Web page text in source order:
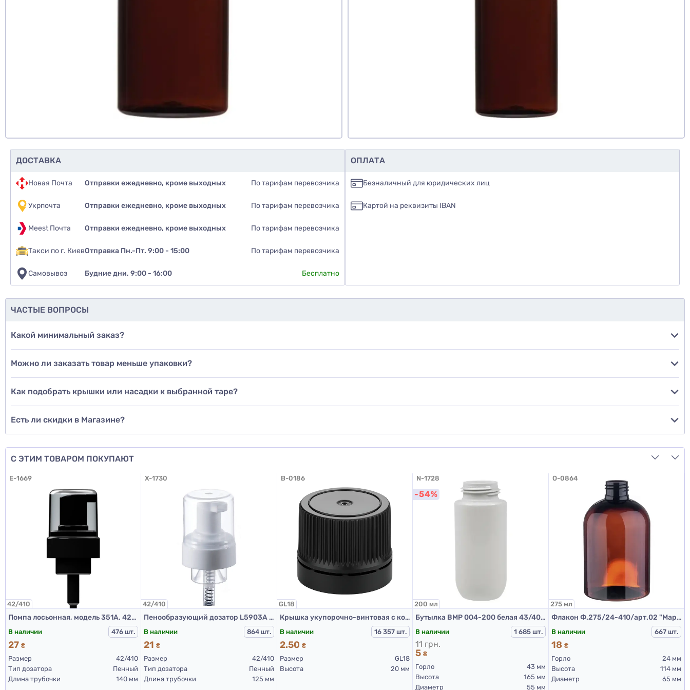
ДОСТАВКА
Новая Почта Отправки ежедневно, кроме выходных По тарифам перевозчика
Укрпочта Отправки ежедневно, кроме выходных По тарифам перевозчика
Meest Почта Отправки ежедневно, кроме выходных По тарифам перевозчика
Такси по г. КиевОтправка Пн.-Пт. 9:00 - 15:00 По тарифам перевозчика
Самовывоз Будние дни, 9:00 - 16:00 Бесплатно
ОПЛАТА
Безналичный для юридических лиц
Картой на реквизиты IBAN
ЧАСТЫЕ ВОПРОСЫ
Какой минимальный заказ?
Можно ли заказать товар меньше упаковки?
Как подобрать крышки или насадки к выбранной таре?
Есть ли скидки в Магазине?
С ЭТИМ ТОВАРОМ ПОКУПАЮТ
E-1669
42/410
Помпа лосьонная, модель 351А, 42/410, гладкая, Черный, 140 мм
В наличии 476 шт.
27 ₴
Размер
42/410
Тип дозатора
Пенный
Длина трубочки
140 мм
X-1730
42/410
Пенообразующий дозатор L5903А 42/410, дозировка 1,6 мл, цвет белый, крышка прозрачная, дл. трубки 125 мм
В наличии 864 шт.
21₴
Размер
42/410
Тип дозатора
Пенный
Длина трубочки
125 мм
B-0186
GL18
Крышка укупорочно-винтовая с контролем первого вскрытия тип 1.4к черная
В наличии 16 357 шт.
2.50 ₴
Размер
GL18
Высота
20 мм
N-1728
200 мл
-54%
Бутылка BMP 004-200 белая 43/400 (ПЕНКА)
В наличии 1 685 шт.
11 грн.
5₴
Горло
43 мм
Высота
165 мм
Диаметр
55 мм
O-0864
275 мл
Флакон Ф.275/24-410/арт.02 "Марта" (коричневый)
В наличии 667 шт.
18 ₴
Горло
24 мм
Высота
114 мм
Диаметр
65 мм